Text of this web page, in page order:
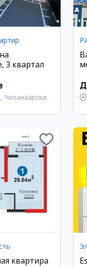
3 квартал
Чиланзарский
квартира